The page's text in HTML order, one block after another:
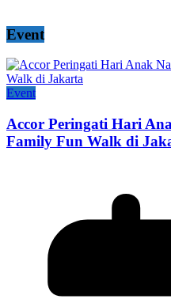
Event
Event
Accor Peringati Hari
Family Fun Walk di